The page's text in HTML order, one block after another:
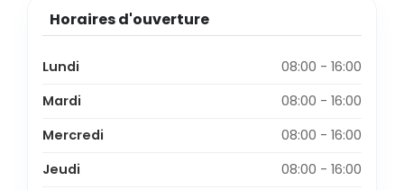
Horaires d'ouverture
Lundi
08:00 - 16:00
Mardi
08:00 - 16:00
Mercredi
08:00 - 16:00
Jeudi
08:00 - 16:00